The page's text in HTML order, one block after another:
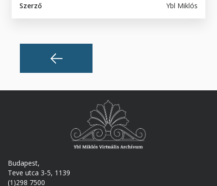
Szerző Ybl Miklós
Budapest,
Teve utca 3-5, 1139
(1)298 7500